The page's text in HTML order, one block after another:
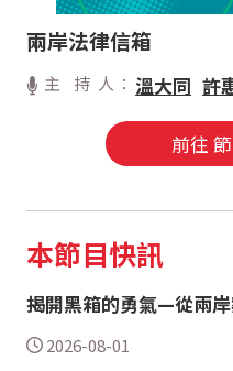
兩岸法律信箱
主 持 人： 溫大同 許
前往
本節目快訊
揭開黑箱的勇氣—從兩
2026-08-01